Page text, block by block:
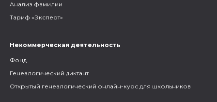
Анализ фамилии
Тариф «Эксперт»
Некоммерческая деятельность
Фонд
Генеалогический диктант
Открытый генеалогический онлайн-курс для школьников